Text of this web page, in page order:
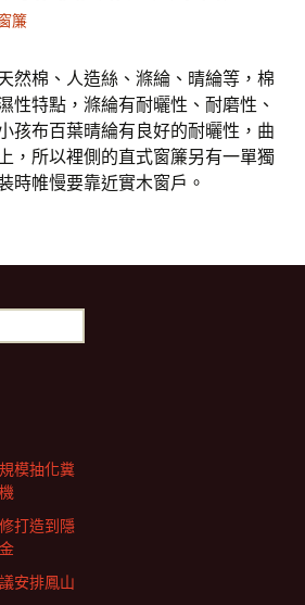
簾
然棉、人造絲、滌綸、晴綸等，棉
性特點，滌綸有耐曬性、耐磨性、
孩布百葉晴綸有良好的耐曬性，曲
，所以裡側的直式窗簾另有一單獨
時帷慢要靠近實木窗戶。
模抽化糞
打造到隱
安排鳳山